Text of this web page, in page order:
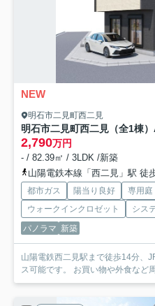
NEW
明石市二見町西二見
明石市二見町西二見（全1棟
2,790万円
- / 82.39㎡ / 3LDK /新築
山陽電鉄本線「西二見」駅 徒
都市ガス 陽当り良好 専用庭
ウォークインクロゼット
シス
パノラマ 新築
山陽電鉄西二見駅まで徒歩14分、
ス可能です。 お買い物や外食など